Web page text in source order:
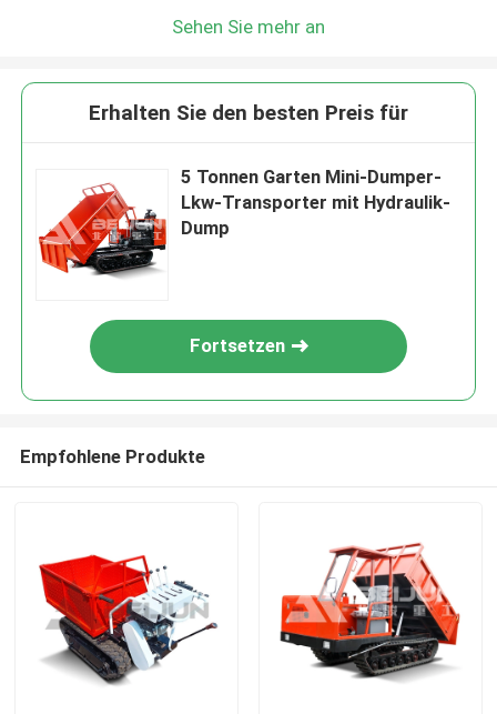
Sehen Sie mehr an
Erhalten Sie den besten Preis für
5 Tonnen Garten Mini-Dumper-
Lkw-Transporter mit Hydraulik-
Dump
Fortsetzen
Empfohlene Produkte